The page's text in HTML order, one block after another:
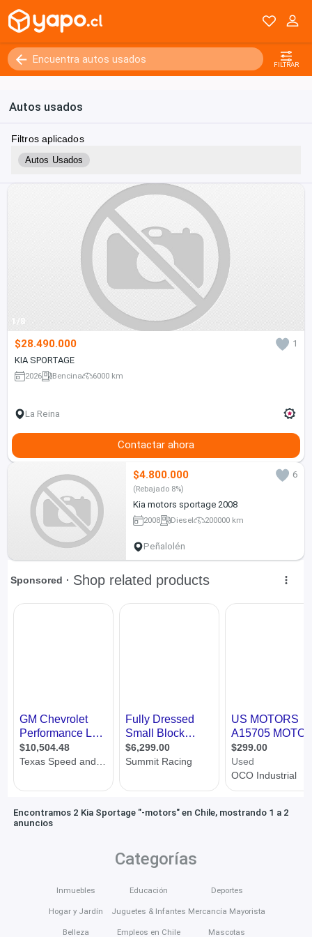
FILTRAR
Autos usados
Filtros aplicados
Autos Usados
1/8
$28.490.000
1
KIA SPORTAGE
2026 Bencina 6000 km
La Reina
Contactar ahora
$4.800.000 6
(Rebajado 8%)
Kia motors sportage 2008
2008 Diesel 200000 km
Peñalolén
Encontramos 2 Kia Sportage "-motors" en Chile, mostrando 1 a 2
anuncios
Categorías
Inmuebles
Hogar y Jardín
Belleza
Educación
Juguetes & Infantes
Empleos en Chile
Deportes
Mercancía Mayorista
Mascotas